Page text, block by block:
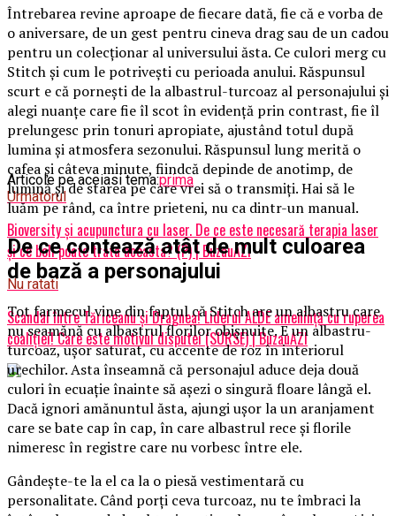
Articole pe aceiasi tema:prima
Urmatorul
Bioversity și acupunctura cu laser. De ce este necesară terapia laser
și ce boli poate trata aceasta? (P) | BuzauAZI
Nu ratati
Scandal între Tăriceanu și Dragnea! Liderul ALDE amenință cu ruperea
coaliției! Care este motivul disputei (SURSE) | BuzauAZI
Întrebarea revine aproape de fiecare dată, fie că e vorba de
o aniversare, de un gest pentru cineva drag sau de un cadou
pentru un colecționar al universului ăsta. Ce culori merg cu
Stitch și cum le potrivești cu perioada anului. Răspunsul
scurt e că pornești de la albastrul-turcoaz al personajului și
alegi nuanțe care fie îl scot în evidență prin contrast, fie îl
prelungesc prin tonuri apropiate, ajustând totul după
lumina și atmosfera sezonului. Răspunsul lung merită o
cafea și câteva minute, fiindcă depinde de anotimp, de
lumină și de starea pe care vrei să o transmiți. Hai să le
luăm pe rând, ca între prieteni, nu ca dintr-un manual.
De ce contează atât de mult culoarea
de bază a personajului
Tot farmecul vine din faptul că Stitch are un albastru care
nu seamănă cu albastrul florilor obișnuite. E un albastru-
turcoaz, ușor saturat, cu accente de roz în interiorul
urechilor. Asta înseamnă că personajul aduce deja două
culori în ecuație înainte să așezi o singură floare lângă el.
Dacă ignori amănuntul ăsta, ajungi ușor la un aranjament
care se bate cap în cap, în care albastrul rece și florile
nimeresc în registre care nu vorbesc între ele.
Gândește-te la el ca la o piesă vestimentară cu
personalitate. Când porți ceva turcoaz, nu te îmbraci la